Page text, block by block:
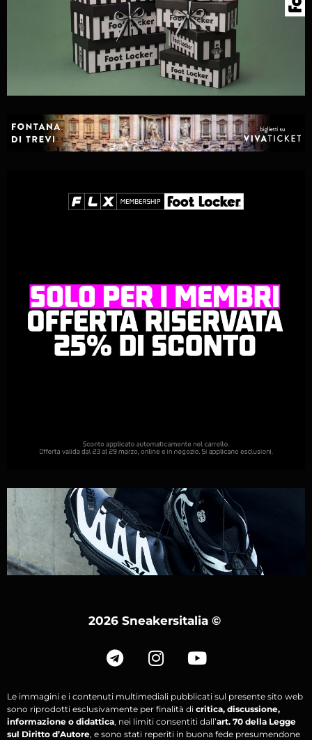
2026 Sneakersitalia ©
Le immagini e i contenuti multimediali pubblicati sul presente sito web
sono riprodotti esclusivamente per finalità di critica, discussione,
informazione o didattica, nei limiti consentiti dall’art. 70 della Legge
sul Diritto d’Autore, e sono stati reperiti in buona fede presumendone